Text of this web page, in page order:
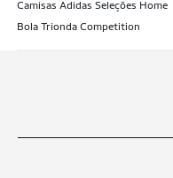
Camisas Adidas Seleções Home
Bola Trionda Competition